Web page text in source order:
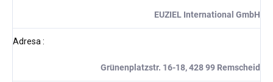
EUZIEL International GmbH
Adresa :
Grünenplatzstr. 16-18, 428 99 Remscheid